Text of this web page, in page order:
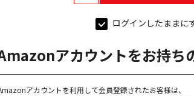
ログインしたままに
アカウントをお持ち
アカウントを利用して会員登録されたお客様は、